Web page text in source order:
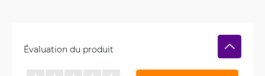
Évaluation du produit